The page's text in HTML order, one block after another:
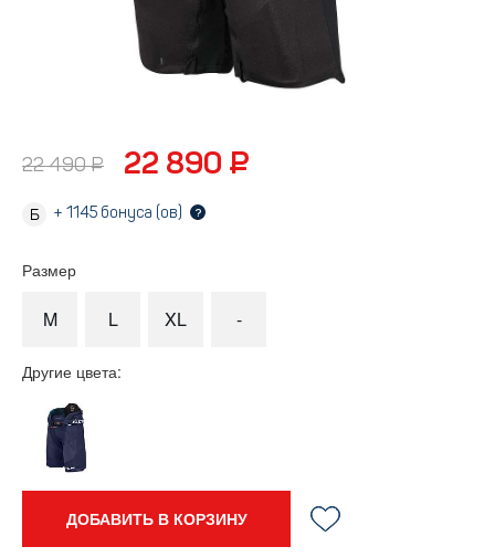
22 490 ₽ 22 890 ₽
+ 1145 бонуса (ов) ?
Размер
M L XL -
Другие цвета:
ДОБАВИТЬ В КОРЗИНУ